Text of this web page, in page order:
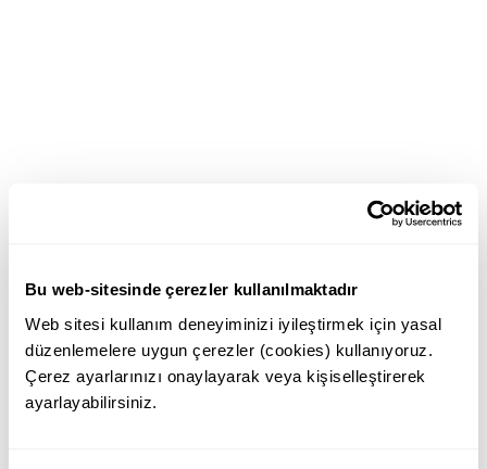
Bu web-sitesinde çerezler kullanılmaktadır
Web sitesi kullanım deneyiminizi iyileştirmek için yasal
düzenlemelere uygun çerezler (cookies) kullanıyoruz.
Çerez ayarlarınızı onaylayarak veya kişiselleştirerek
ayarlayabilirsiniz.